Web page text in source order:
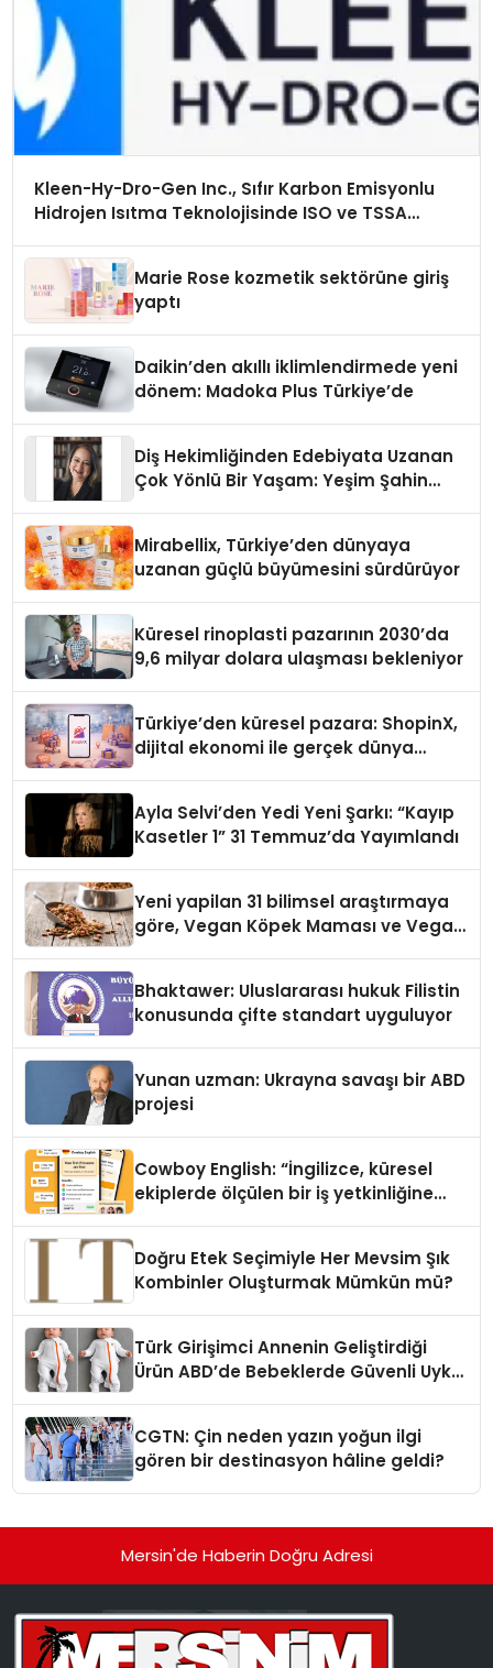
Kleen-Hy-Dro-Gen Inc., Sıfır Karbon Emisyonlu
Hidrojen Isıtma Teknolojisinde ISO ve TSSA
Marie Rose kozmetik sektörüne giriş
yaptı
Daikin’den akıllı iklimlendirmede yeni
dönem: Madoka Plus Türkiye’de
Diş Hekimliğinden Edebiyata Uzanan
Çok Yönlü Bir Yaşam: Yeşim Şahin
Mirabellix, Türkiye’den dünyaya
uzanan güçlü büyümesini sürdürüyor
Küresel rinoplasti pazarının 2030’da
9,6 milyar dolara ulaşması bekleniyor
Türkiye’den küresel pazara: ShopinX,
dijital ekonomi ile gerçek dünya
Ayla Selvi’den Yedi Yeni Şarkı: “Kayıp
Kasetler 1” 31 Temmuz’da Yayımlandı
Yeni yapilan 31 bilimsel araştırmaya
göre, Vegan Köpek Maması ve Vegan
Bhaktawer: Uluslararası hukuk Filistin
konusunda çifte standart uyguluyor
Yunan uzman: Ukrayna savaşı bir ABD
projesi
Cowboy English: “İngilizce, küresel
ekiplerde ölçülen bir iş yetkinliğine
Doğru Etek Seçimiyle Her Mevsim Şık
Kombinler Oluşturmak Mümkün mü?
Türk Girişimci Annenin Geliştirdiği
Ürün ABD’de Bebeklerde Güvenli Uyku
CGTN: Çin neden yazın yoğun ilgi
gören bir destinasyon hâline geldi?
Mersin'de Haberin Doğru Adresi